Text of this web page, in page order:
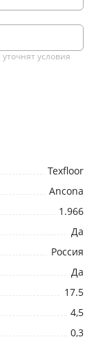
условия
Texfloor
Ancona
1.966
Да
Россия
Да
17.5
4,5
0,3